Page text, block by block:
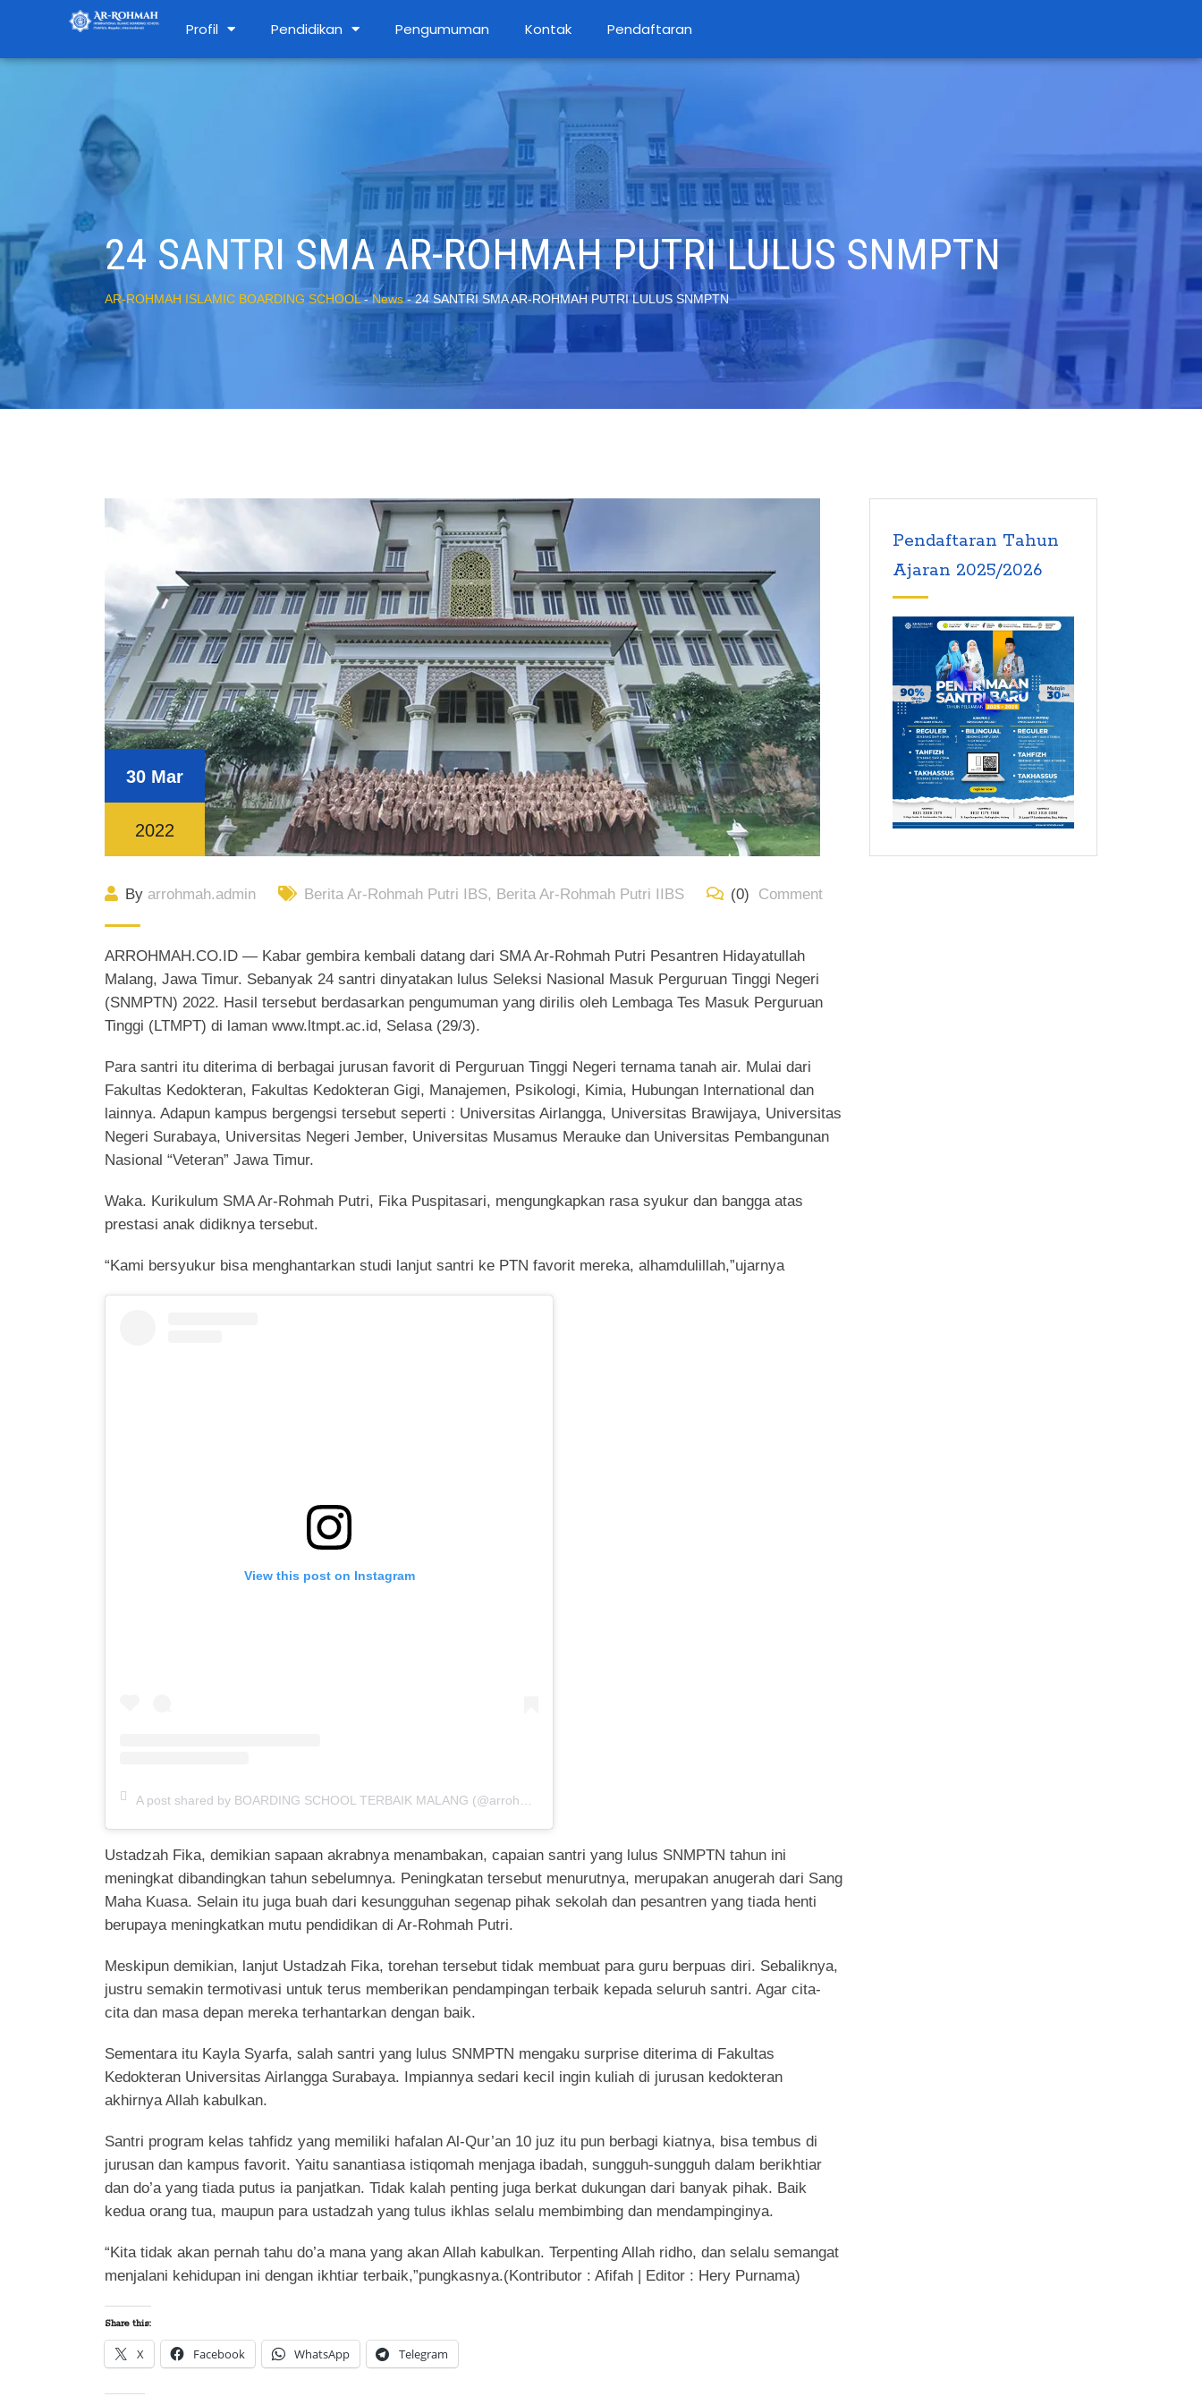
Profil Pendidikan Pengumuman Kontak Pendaftaran
24 SANTRI SMA AR-ROHMAH PUTRI LULUS SNMPTN
AR-ROHMAH ISLAMIC BOARDING SCHOOL-News-24 SANTRI SMA AR-ROHMAH PUTRI LULUS SNMPTN
30 Mar
2022
By arrohmah.admin Berita Ar-Rohmah Putri IBS, Berita Ar-Rohmah Putri IIBS (0) Comment
ARROHMAH.CO.ID — Kabar gembira kembali datang dari SMA Ar-Rohmah Putri Pesantren Hidayatullah
Malang, Jawa Timur. Sebanyak 24 santri dinyatakan lulus Seleksi Nasional Masuk Perguruan Tinggi Negeri
(SNMPTN) 2022. Hasil tersebut berdasarkan pengumuman yang dirilis oleh Lembaga Tes Masuk Perguruan
Tinggi (LTMPT) di laman www.ltmpt.ac.id, Selasa (29/3).
Para santri itu diterima di berbagai jurusan favorit di Perguruan Tinggi Negeri ternama tanah air. Mulai dari
Fakultas Kedokteran, Fakultas Kedokteran Gigi, Manajemen, Psikologi, Kimia, Hubungan International dan
lainnya. Adapun kampus bergengsi tersebut seperti : Universitas Airlangga, Universitas Brawijaya, Universitas
Negeri Surabaya, Universitas Negeri Jember, Universitas Musamus Merauke dan Universitas Pembangunan
Nasional “Veteran” Jawa Timur.
Waka. Kurikulum SMA Ar-Rohmah Putri, Fika Puspitasari, mengungkapkan rasa syukur dan bangga atas
prestasi anak didiknya tersebut.
“Kami bersyukur bisa menghantarkan studi lanjut santri ke PTN favorit mereka, alhamdulillah,”ujarnya
View this post on Instagram
A post shared by BOARDING SCHOOL TERBAIK MALANG (@arrohmahputriibs)
Ustadzah Fika, demikian sapaan akrabnya menambakan, capaian santri yang lulus SNMPTN tahun ini
meningkat dibandingkan tahun sebelumnya. Peningkatan tersebut menurutnya, merupakan anugerah dari Sang
Maha Kuasa. Selain itu juga buah dari kesungguhan segenap pihak sekolah dan pesantren yang tiada henti
berupaya meningkatkan mutu pendidikan di Ar-Rohmah Putri.
Meskipun demikian, lanjut Ustadzah Fika, torehan tersebut tidak membuat para guru berpuas diri. Sebaliknya,
justru semakin termotivasi untuk terus memberikan pendampingan terbaik kepada seluruh santri. Agar cita-
cita dan masa depan mereka terhantarkan dengan baik.
Sementara itu Kayla Syarfa, salah santri yang lulus SNMPTN mengaku surprise diterima di Fakultas
Kedokteran Universitas Airlangga Surabaya. Impiannya sedari kecil ingin kuliah di jurusan kedokteran
akhirnya Allah kabulkan.
Santri program kelas tahfidz yang memiliki hafalan Al-Qur’an 10 juz itu pun berbagi kiatnya, bisa tembus di
jurusan dan kampus favorit. Yaitu sanantiasa istiqomah menjaga ibadah, sungguh-sungguh dalam berikhtiar
dan do’a yang tiada putus ia panjatkan. Tidak kalah penting juga berkat dukungan dari banyak pihak. Baik
kedua orang tua, maupun para ustadzah yang tulus ikhlas selalu membimbing dan mendampinginya.
“Kita tidak akan pernah tahu do’a mana yang akan Allah kabulkan. Terpenting Allah ridho, dan selalu semangat
menjalani kehidupan ini dengan ikhtiar terbaik,”pungkasnya.(Kontributor : Afifah | Editor : Hery Purnama)
Share this:
X Facebook WhatsApp Telegram
Pendaftaran Tahun
Ajaran 2025/2026